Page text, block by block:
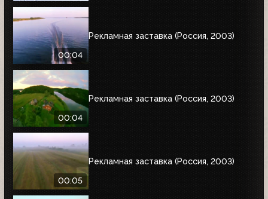
00:04
Рекламная заставка (Россия, 2003)
00:04
Рекламная заставка (Россия, 2003)
00:05
Рекламная заставка (Россия, 2003)